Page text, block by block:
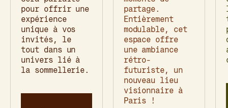
pour offrir une
expérience
unique à vos
invités, le
tout dans un
univers lié à
la sommellerie.
partage.
Entièrement
modulable, cet
espace offre
une ambiance
rétro-
futuriste, un
nouveau lieu
visionnaire à
Paris !